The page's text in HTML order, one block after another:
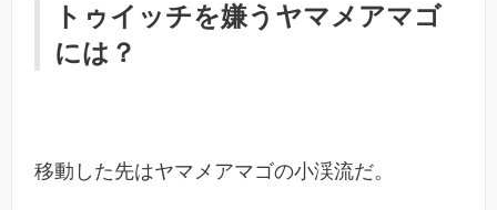
トゥイッチを嫌うヤマメアマゴ
には？
移動した先はヤマメアマゴの小渓流だ。